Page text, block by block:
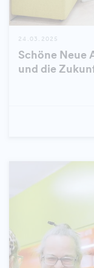
24.03.2025
Schöne Neue
und die